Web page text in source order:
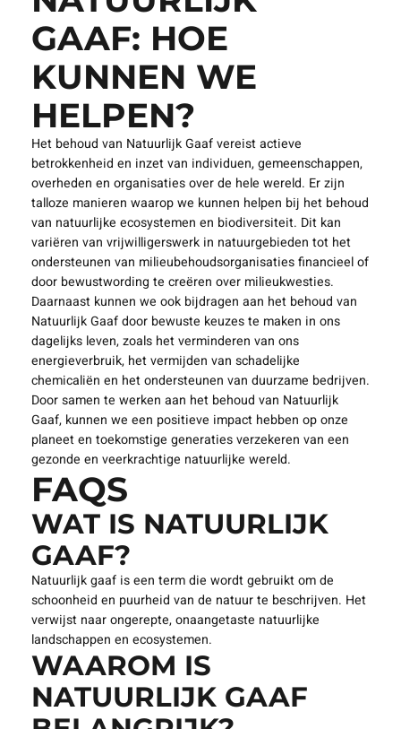
GAAF: HOE
KUNNEN WE
HELPEN?
Het behoud van Natuurlijk Gaaf vereist actieve
betrokkenheid en inzet van individuen, gemeenschappen,
overheden en organisaties over de hele wereld. Er zijn
talloze manieren waarop we kunnen helpen bij het behoud
van natuurlijke ecosystemen en biodiversiteit. Dit kan
variëren van vrijwilligerswerk in natuurgebieden tot het
ondersteunen van milieubehoudsorganisaties financieel of
door bewustwording te creëren over milieukwesties.
Daarnaast kunnen we ook bijdragen aan het behoud van
Natuurlijk Gaaf door bewuste keuzes te maken in ons
dagelijks leven, zoals het verminderen van ons
energieverbruik, het vermijden van schadelijke
chemicaliën en het ondersteunen van duurzame bedrijven.
Door samen te werken aan het behoud van Natuurlijk
Gaaf, kunnen we een positieve impact hebben op onze
planeet en toekomstige generaties verzekeren van een
gezonde en veerkrachtige natuurlijke wereld.
FAQS
WAT IS NATUURLIJK
GAAF?
Natuurlijk gaaf is een term die wordt gebruikt om de
schoonheid en puurheid van de natuur te beschrijven. Het
verwijst naar ongerepte, onaangetaste natuurlijke
landschappen en ecosystemen.
WAAROM IS
NATUURLIJK GAAF